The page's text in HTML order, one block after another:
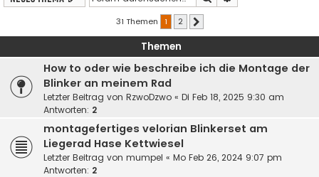
31 Themen 1 2
Themen
How to oder wie beschreibe ich die Montage der
Blinker an meinem Rad
Letzter Beitrag von RzwoDzwo « Di Feb 18, 2025 9:30 am
Antworten: 2
montagefertiges velorian Blinkerset am
Liegerad Hase Kettwiesel
Letzter Beitrag von mumpel « Mo Feb 26, 2024 9:07 pm
Antworten: 2